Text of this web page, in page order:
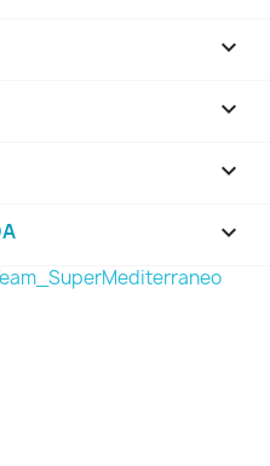



keyboard_arrow_down